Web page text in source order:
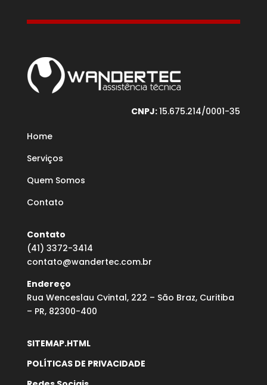
CNPJ:15.675.214/0001-35
Home
Serviços
Quem Somos
Contato
Contato
(41) 3372-3414
contato@wandertec.com.br
Endereço
Rua Wenceslau Cvintal, 222 – São Braz, Curitiba
– PR, 82300-400
SITEMAP.HTML
POLÍTICAS DE PRIVACIDADE